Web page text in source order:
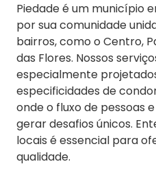
Piedade é um município
por sua comunidade
bairros, como o Centro,
das Flores. Nossos
especialmente
especificidades de
onde o fluxo de pessoas
gerar desafios únicos.
locais é essencial para
qualidade.